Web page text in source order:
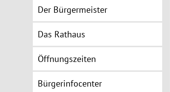
Der Bürgermeister
Das Rathaus
Öffnungszeiten
Bürgerinfocenter